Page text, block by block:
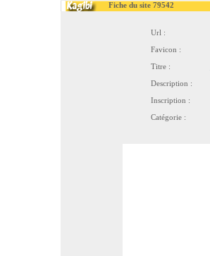
Fiche du site 79542
Url :
Favicon :
Titre :
Description :
Inscription :
Catégorie :